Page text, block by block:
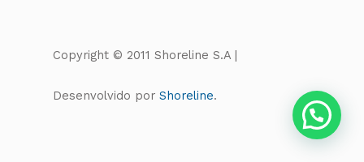
Copyright © 2011 Shoreline S.A |
Desenvolvido por Shoreline.